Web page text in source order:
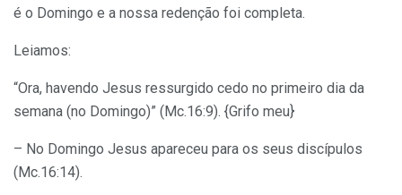
é o Domingo e a nossa redenção foi completa.
Leiamos:
“Ora, havendo Jesus ressurgido cedo no primeiro dia da
semana (no Domingo)” (Mc.16:9). {Grifo meu}
– No Domingo Jesus apareceu para os seus discípulos
(Mc.16:14).